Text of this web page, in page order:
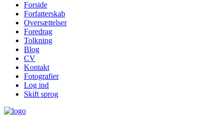
Forside
Forfatterskab
Oversættelser
Foredrag
Tolkning
Blog
CV
Kontakt
Fotografier
Log ind
Skift sprog